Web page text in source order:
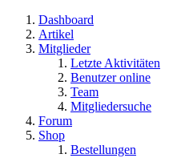
Dashboard
Artikel
Mitglieder
Letzte Aktivitäten
Benutzer online
Team
Mitgliedersuche
Forum
Shop
Bestellungen